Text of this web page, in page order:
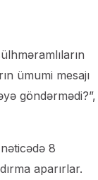
ümumi mesajı
göndərmədi?”,
8
aparırlar.